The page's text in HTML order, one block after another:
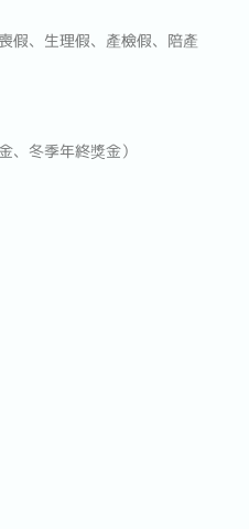
假、生理假、產檢假、陪產
、冬季年終獎金）